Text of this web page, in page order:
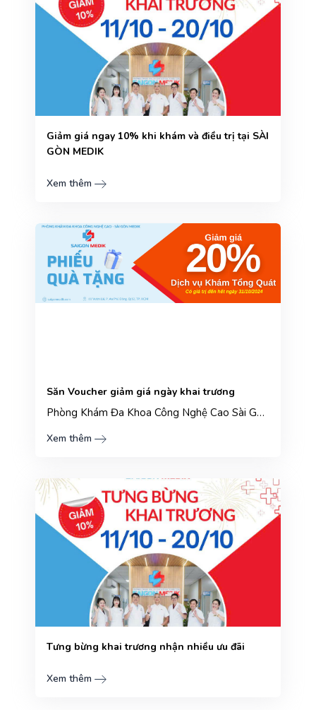
Giảm giá ngay 10% khi khám và điều trị tại SÀI
GÒN MEDIK
Xem thêm
Săn Voucher giảm giá ngày khai trương
Phòng Khám Đa Khoa Công Nghệ Cao Sài Gòn Medik
Xem thêm
Tưng bừng khai trương nhận nhiều ưu đãi
Xem thêm